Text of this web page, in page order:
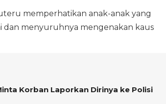
memperhatikan anak-anak yang
dan menyuruhnya mengenakan kaus
Korban Laporkan Dirinya ke Polisi